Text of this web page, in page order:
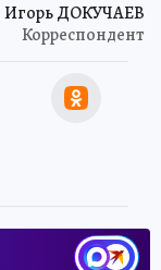
Игорь ДОКУЧАЕВ
Корреспондент